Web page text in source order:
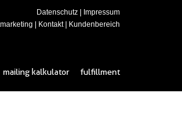
Datenschutz
Impressum
Kontakt| Kundenbereich
mailing kalkulator fulfillment